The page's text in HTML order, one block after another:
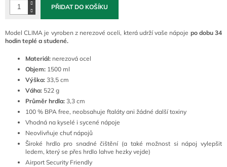
PŘIDAT DO KOŠÍKU
Model CLIMA je vyroben z nerezové oceli, která udrží vaše nápoje po dobu 34
hodin teplé a studené.
Materiál: nerezová ocel
Objem: 1500 ml
Výška: 33,5 cm
Váha: 522 g
Průměr hrdla: 3,3 cm
100 % BPA free, neobsahuje ftaláty ani žádné další toxiny
Vhodná na kyselé i sycené nápoje
Neovlivňuje chuť nápojů
Široké hrdlo pro snadné čištění (a také možnost si nápoj vylepšit
ledem, který se přes hrdlo lahve hezky vejde)
Airport Security Friendly